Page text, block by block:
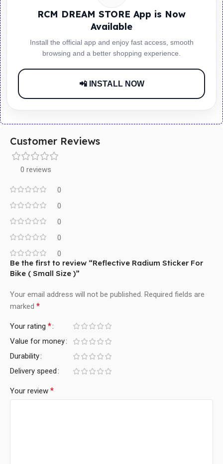
RCM DREAM STORE App is Now
Available
Install the official app and enjoy fast access, smooth
browsing and a better shopping experience.
📲 INSTALL NOW
Customer Reviews
0 reviews
0
0
0
0
0
Be the first to review “Reflective Radium Sticker For
Bike ( Small Size )”
Your email address will not be published. Required fields are
marked *
Your rating *
Value for money
Durability
Delivery speed
Your review *